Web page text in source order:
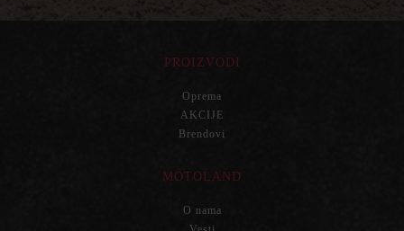
PROIZVODI
Oprema
AKCIJE
Brendovi
MOTOLAND
O nama